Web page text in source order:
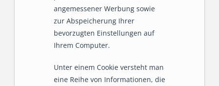
angemessener Werbung sowie
zur Abspeicherung Ihrer
bevorzugten Einstellungen auf
Ihrem Computer.
Unter einem Cookie versteht man
eine Reihe von Informationen, die